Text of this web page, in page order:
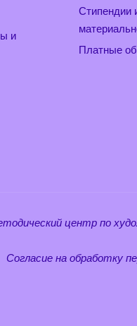
и
Стипендии
Платные
центр по
Согласие на обработку